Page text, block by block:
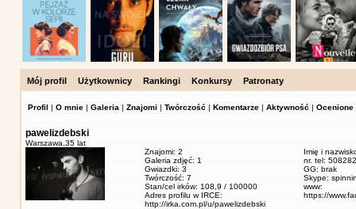
Mój profil Użytkownicy Rankingi Konkursy Patronaty
Profil | O mnie | Galeria | Znajomi | Twórczość | Komentarze | Aktywność | Ocenione
pawelizdebski
Warszawa, 35 lat
Znajomi: 2
Galeria zdjęć: 1
Gwiazdki: 3
Twórczość: 7
Stan/cel irków: 108,9 / 100000
Adres profilu w IRCE:
http://irka.com.pl/u/pawelizdebski
Imię i
nr. tel:
GG: brak
Skype:
www:
https://